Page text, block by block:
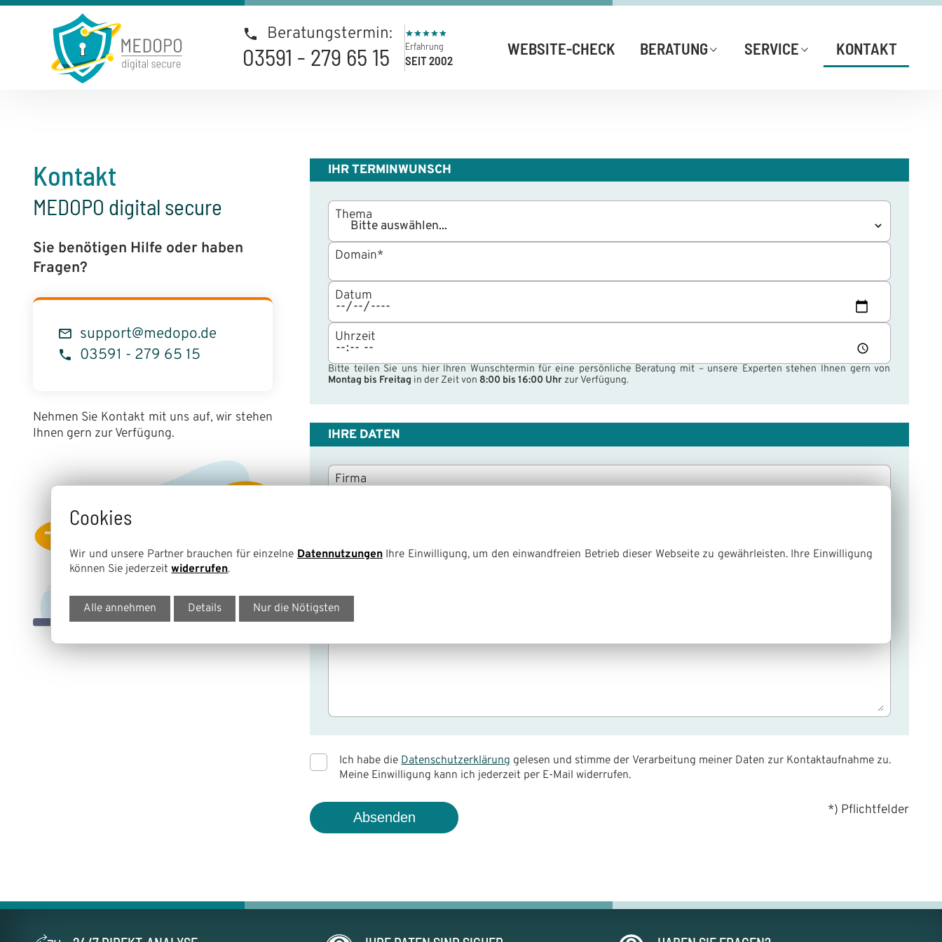
Beratungstermin:
03591 - 279 65 15 Erfahrung
SEIT 2002
WEBSITE-CHECK BERATUNG SERVICE KONTAKT
Kontakt
MEDOPO digital secure
Sie benötigen Hilfe oder haben
Fragen?
support@medopo.de
03591 - 279 65 15
Nehmen Sie Kontakt mit uns auf, wir stehen
Ihnen gern zur Verfügung.
IHR TERMINWUNSCH
Thema
Domain*
Datum
Uhrzeit
Bitte teilen Sie uns hier Ihren Wunschtermin für eine persönliche Beratung mit – unsere Experten stehen Ihnen gern von
Montag bis Freitag in der Zeit von 8:00 bis 16:00 Uhr zur Verfügung.
IHRE DATEN
Firma
Telefon*
E-Mail
Ich habe dieDatenschutzerklärunggelesen und stimme der Verarbeitung meiner Daten zur Kontaktaufnahme zu.
Meine Einwilligung kann ich jederzeit per E-Mail widerrufen.
Absenden *) Pflichtfelder
Cookies
Wir und unsere Partner brauchen für einzelneDatennutzungenIhre Einwilligung, um den einwandfreien Betrieb dieser Webseite zu gewährleisten. Ihre Einwilligung
können Sie jederzeitwiderrufen.
Alle annehmen Details Nur die Nötigsten